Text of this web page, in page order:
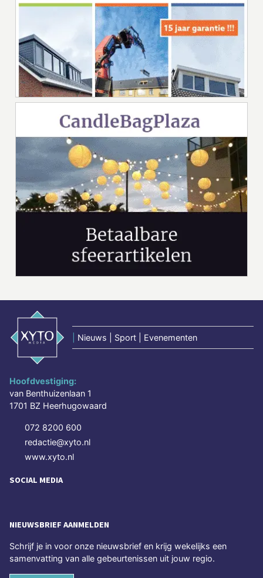
Nieuws | Sport | Evenementen
Hoofdvestiging:
van Benthuizenlaan 1
1701 BZ Heerhugowaard
072 8200 600
redactie@xyto.nl
www.xyto.nl
SOCIAL MEDIA
NIEUWSBRIEF AANMELDEN
Schrijf je in voor onze nieuwsbrief en krijg wekelijks een
samenvatting van alle gebeurtenissen uit jouw regio.